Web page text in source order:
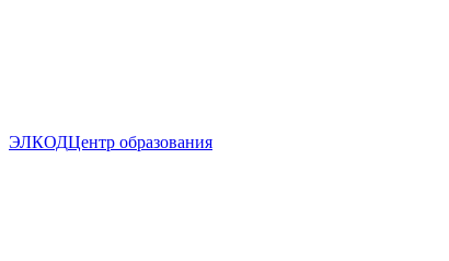
ЭЛКОДЦентр образования